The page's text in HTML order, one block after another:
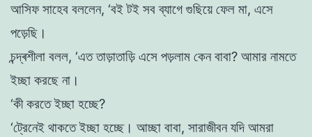
আসিফ সাহেব বললেন, ‘বইটই সবব্যাগে গুছিয়েফেল মা, এসে
পড়েছি ।
চন্দ্ৰশীলা বলল, ‘এততাড়াতাড়িএসে পড়লাম কেনবাবা? আমার নামতে
ইচ্ছা করছে না ।
‘কীকরতেইচ্ছা হচ্ছে?
‘ট্রেনেই থাকতেইচ্ছা হচ্ছে। আচ্ছা বাবা, সারাজীবনযদি আমরা